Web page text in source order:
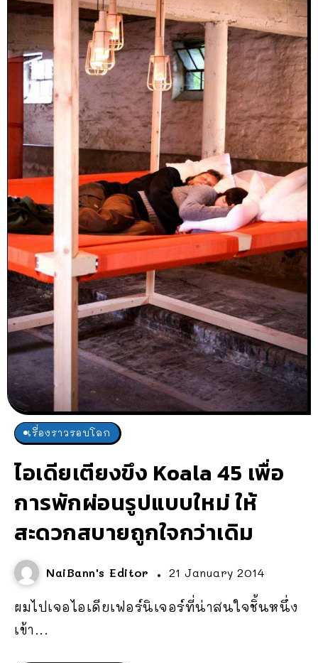
เรื่องราวรอบโลก
ไอเดียเตียงขึง Koala 45 เพื่อ
การพักผ่อนรูปแบบใหม่ ให้
สะดวกสบายถูกใจกว่าเดิม
NaiBann's Editor 21 January 2014
ผมไปเจอไอเดียเฟอร์นิเจอร์ที่น่าสนใจชิ้นหนึ่ง
เข้า...